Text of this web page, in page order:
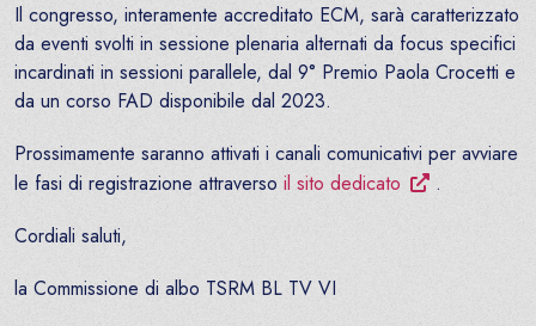
Il congresso, interamente accreditato ECM, sarà caratterizzato
da eventi svolti in sessione plenaria alternati da focus specifici
incardinati in sessioni parallele, dal 9° Premio Paola Crocetti e
da un corso FAD disponibile dal 2023.
Prossimamente saranno attivati i canali comunicativi per avviare
le fasi di registrazione attraverso il sito dedicato
.
Cordiali saluti,
la Commissione di albo TSRM BL TV VI